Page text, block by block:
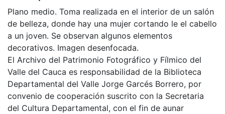
Plano medio. Toma realizada en el interior de un salón
de belleza, donde hay una mujer cortando le el cabello
a un joven. Se observan algunos elementos
decorativos. Imagen desenfocada.
El Archivo del Patrimonio Fotográfico y Fílmico del
Valle del Cauca es responsabilidad de la Biblioteca
Departamental del Valle Jorge Garcés Borrero, por
convenio de cooperación suscrito con la Secretaria
del Cultura Departamental, con el fin de aunar